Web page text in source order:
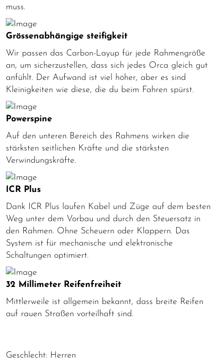
muss.
Grössenabhängige steifigkeit
Wir passen das Carbon-Layup für jede Rahmengröße
an, um sicherzustellen, dass sich jedes Orca gleich gut
anfühlt. Der Aufwand ist viel höher, aber es sind
Kleinigkeiten wie diese, die du beim Fahren spürst.
Powerspine
Auf den unteren Bereich des Rahmens wirken die
stärksten seitlichen Kräfte und die stärksten
Verwindungskräfte.
ICR Plus
Dank ICR Plus laufen Kabel und Züge auf dem besten
Weg unter dem Vorbau und durch den Steuersatz in
den Rahmen. Ohne Scheuern oder Klappern. Das
System ist für mechanische und elektronische
Schaltungen optimiert.
32 Millimeter Reifenfreiheit
Mittlerweile ist allgemein bekannt, dass breite Reifen
auf rauen Straßen vorteilhaft sind.
Geschlecht: Herren